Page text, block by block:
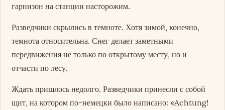
гарнизон на станции насторожим.
Разведчики скрылись в темноте. Хотя зимой, конечно,
темнота относительна. Снег делает заметными
передвижения не только по открытому месту, но и
отчасти по лесу.
Ждать пришлось недолго. Разведчики принесли с собой
щит, на котором по-немецки было написано: «Achtung!